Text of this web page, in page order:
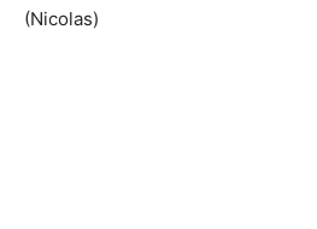
(Nicolas)